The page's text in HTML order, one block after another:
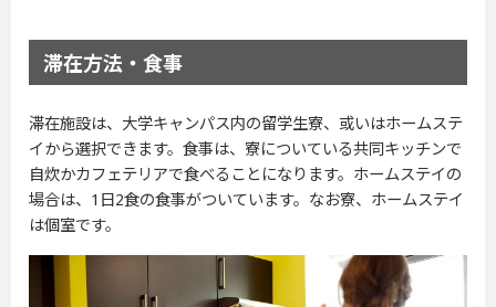
滞在方法・食事
滞在施設は、大学キャンパス内の留学生寮、或いはホームステ
イから選択できます。食事は、寮についている共同キッチンで
自炊かカフェテリアで食べることになります。ホームステイの
場合は、1日2食の食事がついています。なお寮、ホームステイ
は個室です。